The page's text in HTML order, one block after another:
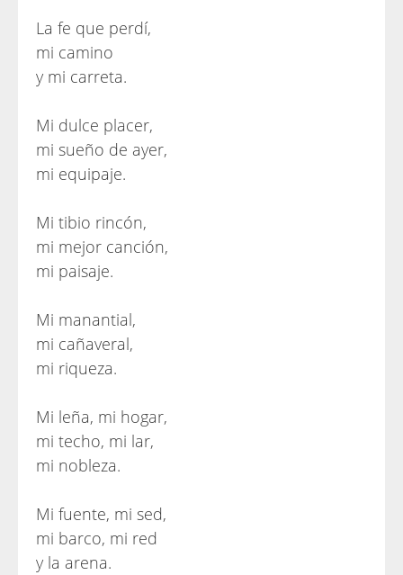
La fe que perdí,
mi camino
y mi carreta.
Mi dulce placer,
mi sueño de ayer,
mi equipaje.
Mi tibio rincón,
mi mejor canción,
mi paisaje.
Mi manantial,
mi cañaveral,
mi riqueza.
Mi leña, mi hogar,
mi techo, mi lar,
mi nobleza.
Mi fuente, mi sed,
mi barco, mi red
y la arena.